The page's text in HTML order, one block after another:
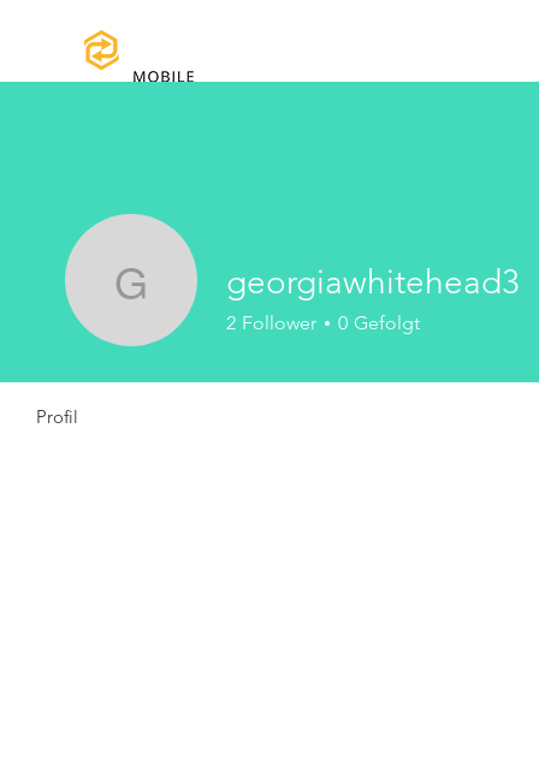
georgiawhitehead3
georgiawhitehead3
2 Follower 0 Gefolgt
Profil